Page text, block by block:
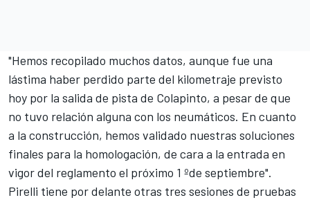
"Hemos recopilado muchos datos, aunque fue una
lástima haber perdido parte del kilometraje previsto
hoy por la salida de pista de Colapinto, a pesar de que
no tuvo relación alguna con los neumáticos. En cuanto
a la construcción, hemos validado nuestras soluciones
finales para la homologación, de cara a la entrada en
vigor del reglamento el próximo 1 ºde septiembre".
Pirelli tiene por delante otras tres sesiones de pruebas